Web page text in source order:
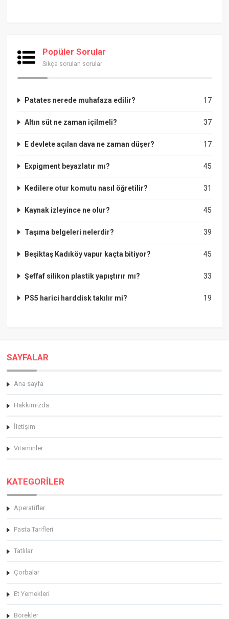
Popüler Sorular
Sıkça sorulan sorular
17
Patates nerede muhafaza edilir?
37
Altın süt ne zaman içilmeli?
17
E devlete açılan dava ne zaman düşer?
45
Expigment beyazlatır mı?
31
Kedilere otur komutu nasıl öğretilir?
45
Kaynak izleyince ne olur?
39
Taşıma belgeleri nelerdir?
45
Beşiktaş Kadıköy vapur kaçta bitiyor?
33
Şeffaf silikon plastik yapıştırır mı?
19
PS5 harici harddisk takılır mi?
SAYFALAR
Ana sayfa
Hakkimizda
İletişim
Vitaminler
KATEGORİLER
Aperatifler
Pasta Tarifleri
Tatlılar
Çorbalar
Et Yemekleri
Börekler